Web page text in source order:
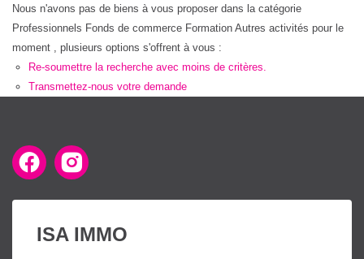
Nous n'avons pas de biens à vous proposer dans la catégorie
Professionnels Fonds de commerce Formation Autres activités pour le
moment , plusieurs options s'offrent à vous :
Re-soumettre la recherche avec moins de critères.
Transmettez-nous votre demande
ISA IMMO